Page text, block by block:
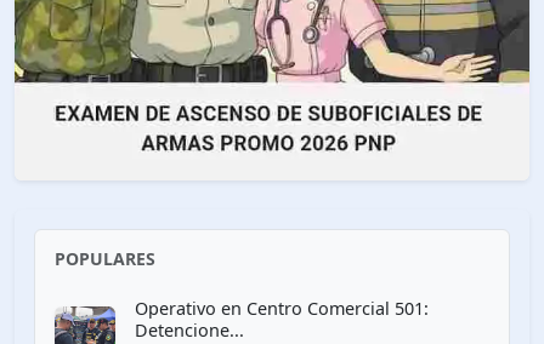
POPULARES
Operativo en Centro Comercial 501:
Detencione...